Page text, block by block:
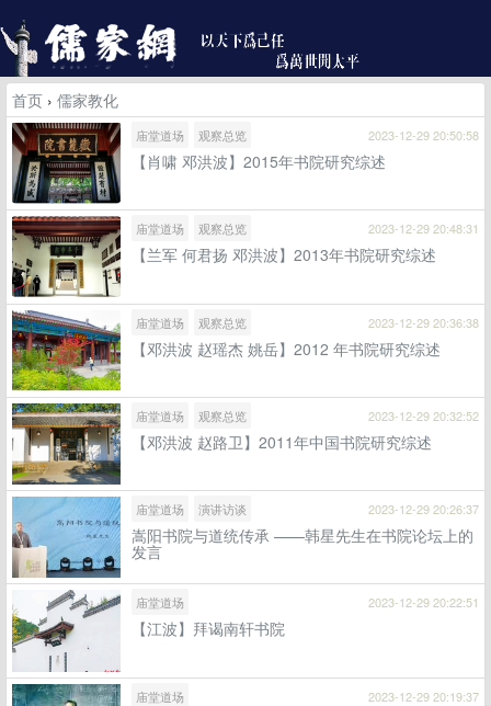
首页 › 儒家教化
庙堂道场 观察总览 2023-12-29 20:50:58
【肖啸 邓洪波】2015年书院研究综述
庙堂道场 观察总览 2023-12-29 20:48:31
【兰军 何君扬 邓洪波】2013年书院研究综述
庙堂道场 观察总览 2023-12-29 20:36:38
【邓洪波 赵瑶杰 姚岳】2012 年书院研究综述
庙堂道场 观察总览 2023-12-29 20:32:52
【邓洪波 赵路卫】2011年中国书院研究综述
庙堂道场 演讲访谈 2023-12-29 20:26:37
嵩阳书院与道统传承 ——韩星先生在书院论坛上的
发言
庙堂道场 2023-12-29 20:22:51
【江波】拜谒南轩书院
庙堂道场 2023-12-29 20:19:37